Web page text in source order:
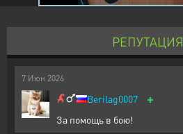
РЕПУТАЦИЯ
7 Июн 2026
Berilag0007 +
За помощь в бою!